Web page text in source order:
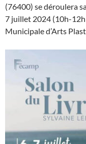
(76400) se déroulera
7 juillet 2024 (10h-12h
Municipale d’Arts